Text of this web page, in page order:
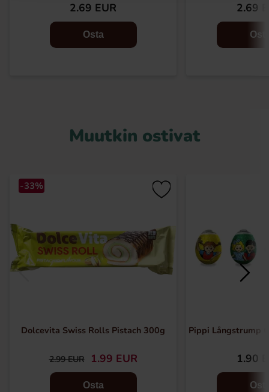
2.69 EUR
Osta
2.69
Muutkin ostivat
-33%
Dolcevita Swiss Rolls Pistach 300g
2.99 EUR 1.99 EUR
Osta
Pippi Långstrump
1.90